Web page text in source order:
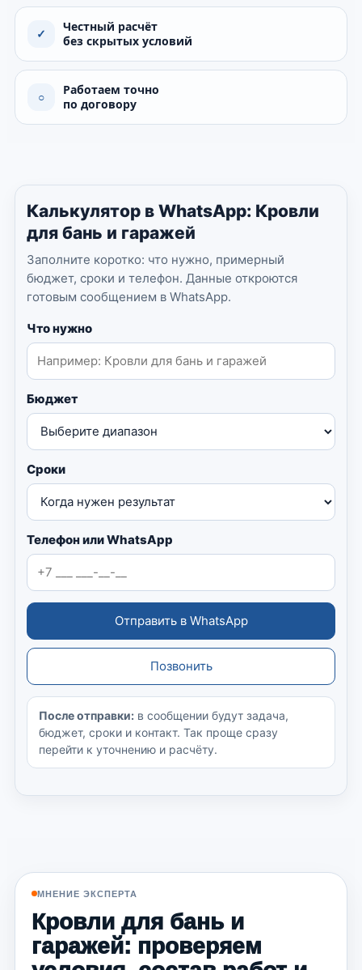
✓
Честный расчёт
без скрытых условий
○
Работаем точно
по договору
Калькулятор в WhatsApp: Кровли
для бань и гаражей
Заполните коротко: что нужно, примерный
бюджет, сроки и телефон. Данные откроются
готовым сообщением в WhatsApp.
Что нужно
Бюджет
Сроки
Телефон или WhatsApp
Отправить в WhatsApp
Позвонить
После отправки: в сообщении будут задача,
бюджет, сроки и контакт. Так проще сразу
перейти к уточнению и расчёту.
МНЕНИЕ ЭКСПЕРТА
Кровли для бань и
гаражей: проверяем